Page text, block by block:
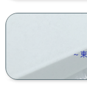
～